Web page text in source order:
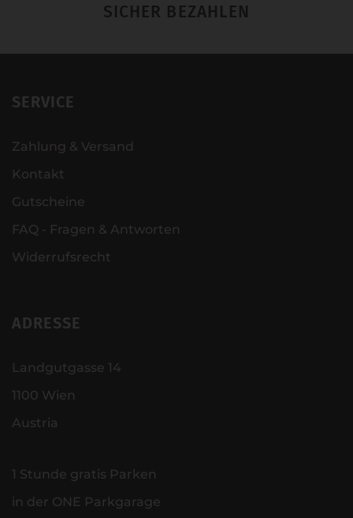
SICHER BEZAHLEN
SERVICE
Zahlung & Versand
Kontakt
Gutscheine
FAQ - Fragen & Antworten
Widerrufsrecht
ADRESSE
Landgutgasse 14
1100 Wien
Austria
1 Stunde gratis Parken
in der ONE Parkgarage